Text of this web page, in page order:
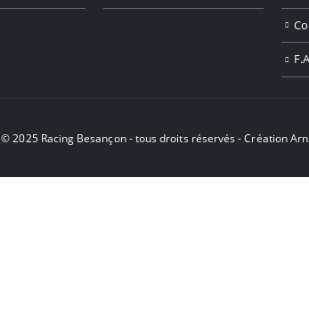
© 2025 Racing Besançon - tous droits réservés - Création